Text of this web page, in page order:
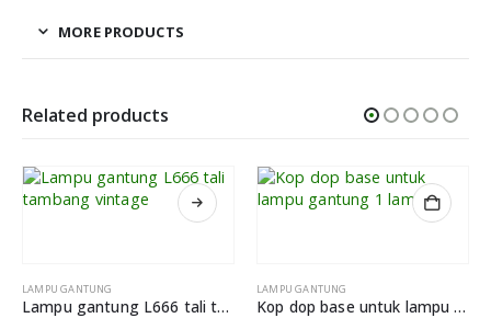
MORE PRODUCTS
Related products
LAMPU GANTUNG
Kop dop base untuk lampu gantung 1 lampu